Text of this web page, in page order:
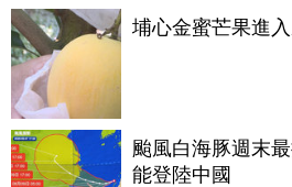
埔心金蜜芒果進
颱風白海豚週末
能登陸中國